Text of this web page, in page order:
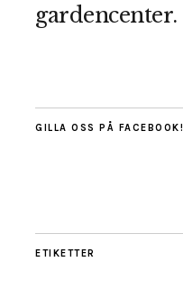
gardencenter.
GILLA OSS PÅ FACEBOOK!
ETIKETTER